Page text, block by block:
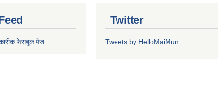
फेसबुक पेज
Twitter
Tweets by HelloMaiMun